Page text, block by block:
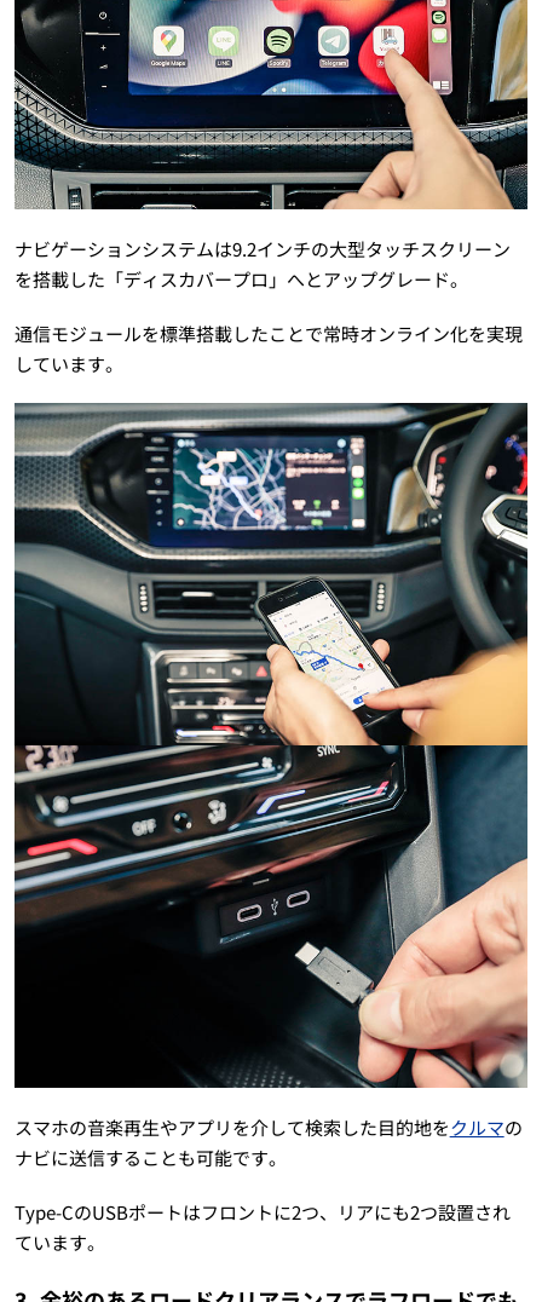
ナビゲーションシステムは9.2インチの大型タッチスクリーン
を搭載した「ディスカバープロ」へとアップグレード。
通信モジュールを標準搭載したことで常時オンライン化を実現
しています。
スマホの音楽再生やアプリを介して検索した目的地をクルマの
ナビに送信することも可能です。
Type-CのUSBポートはフロントに2つ、リアにも2つ設置され
ています。